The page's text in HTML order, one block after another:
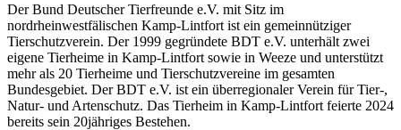
Der Bund Deutscher Tierfreunde e.V. mit Sitz im
nordrheinwestfälischen Kamp-Lintfort ist ein gemeinnütziger
Tierschutzverein. Der 1999 gegründete BDT e.V. unterhält zwei
eigene Tierheime in Kamp-Lintfort sowie in Weeze und unterstützt
mehr als 20 Tierheime und Tierschutzvereine im gesamten
Bundesgebiet. Der BDT e.V. ist ein überregionaler Verein für Tier-,
Natur- und Artenschutz. Das Tierheim in Kamp-Lintfort feierte 2024
bereits sein 20jähriges Bestehen.